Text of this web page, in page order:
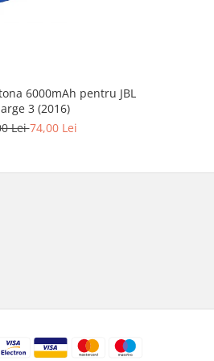
6000mAh pentru JBL
3 (2016)
Lei74,00 Lei